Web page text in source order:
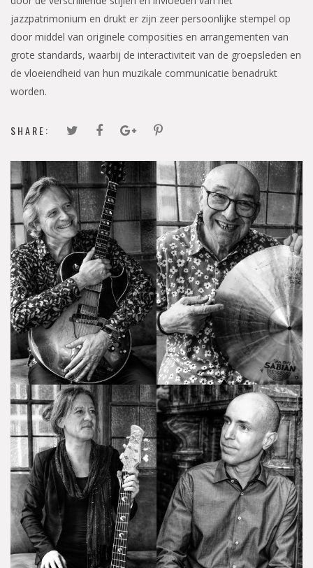
jazzpatrimonium en drukt er zijn zeer persoonlijke stempel op
door middel van originele composities en arrangementen van
grote standards, waarbij de interactiviteit van de groepsleden en
de vloeiendheid van hun muzikale communicatie benadrukt
worden.
SHARE: